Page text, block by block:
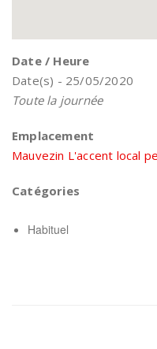
Date / Heure
Date(s) - 25/05/2020
Toute la journée
Emplacement
Mauvezin L'accent local
Catégories
Habituel